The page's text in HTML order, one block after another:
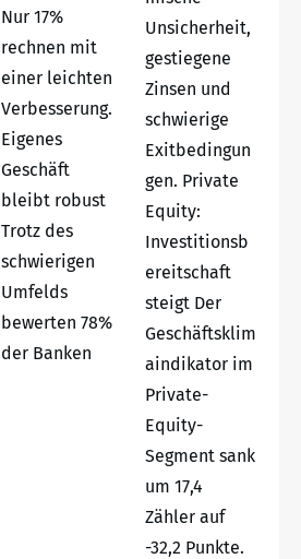
Nur 17%
rechnen mit
einer leichten
Verbesserung.
Eigenes
Geschäft
bleibt robust
Trotz des
schwierigen
Umfelds
bewerten 78%
der Banken
Unsicherheit,
gestiegene
Zinsen und
schwierige
Exitbedingun
gen. Private
Equity:
Investitionsb
ereitschaft
steigt Der
Geschäftsklim
aindikator im
Private-
Equity-
Segment sank
um 17,4
Zähler auf
-32,2 Punkte.